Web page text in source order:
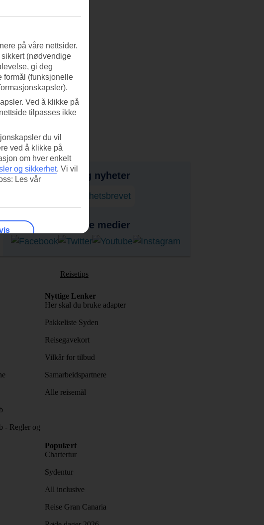
Få tilbud, tips og nyheter
Abonner på nyhetsbrevet
Følg oss i sosiale medier
Reisetips
- Regler og
Nyttige Lenker
Her skal du bruke adapter
Pakkeliste Syden
Reisegavekort
Vilkår for tilbud
Samarbeidspartnere
Alle reisemål
Populært
Chartertur
Sydentur
All inclusive
Reise Gran Canaria
på våre nettsider.
(nødvendige
gi deg
formål (funksjonelle
Ved å klikke på
tilpasses ikke
du vil
ved å klikke på
om hver enkelt
og sikkerhet. Vi vil
Les vår